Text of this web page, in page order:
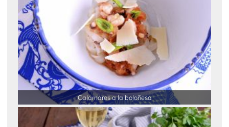
Calamares a la boloñesa